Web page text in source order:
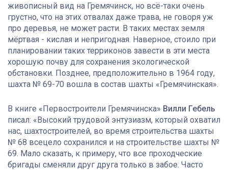
живописный вид на Гремячинск, но всё-таки очень
грустно, что на этих отвалах даже трава, не говоря уж
про деревья, не может расти. В таких местах земля
мёртвая - кислая и непригодная. Наверное, стоило при
планировании таких терриконов завести в эти места
хорошую почву для сохранения экологической
обстановки. Позднее, предположительно в 1964 году,
шахта № 69-70 вошла в состав шахты «Гремячинская».
В книге «Первостроители Гремячинска» Вилли Гебель
писал: «Высокий трудовой энтузиазм, который охватил
нас, шахтостроителей, во время строительства шахты
№ 68 всецело сохранился и на строительстве шахты №
69. Мало сказать, к примеру, что все проходческие
бригады сменяли друг друга только в забое. Часто